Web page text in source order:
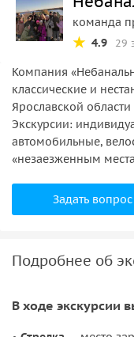
команда
4.9
29
Компания
классические и
Ярославской
Экскурсии:
автомобильные,
«незаезженным
Задать вопрос
Подробнее об
В ходе экскурсии